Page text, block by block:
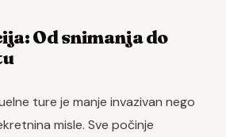
Od snimanja do
ture je manje invazivan nego
misle. Sve počinje